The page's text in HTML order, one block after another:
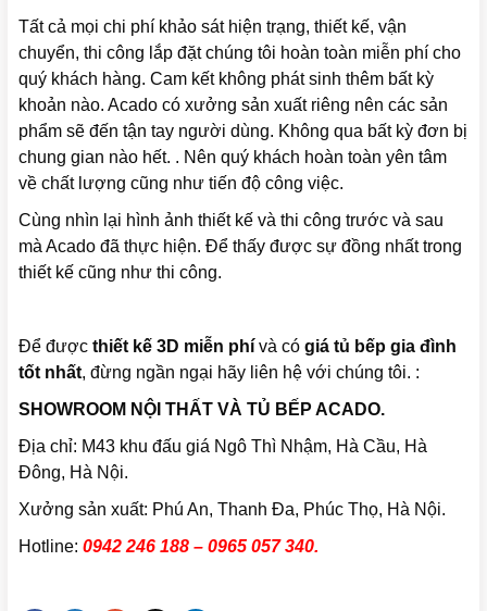
Tất cả mọi chi phí khảo sát hiện trạng, thiết kế, vận
chuyển, thi công lắp đặt chúng tôi hoàn toàn miễn phí cho
quý khách hàng. Cam kết không phát sinh thêm bất kỳ
khoản nào. Acado có xưởng sản xuất riêng nên các sản
phẩm sẽ đến tận tay người dùng. Không qua bất kỳ đơn bị
chung gian nào hết. . Nên quý khách hoàn toàn yên tâm
về chất lượng cũng như tiến độ công việc.
Cùng nhìn lại hình ảnh thiết kế và thi công trước và sau
mà Acado đã thực hiện. Để thấy được sự đồng nhất trong
thiết kế cũng như thi công.
Để được thiết kế 3D miễn phí và có giá tủ bếp gia đình
tốt nhất, đừng ngần ngại hãy liên hệ với chúng tôi. :
SHOWROOM NỘI THẤT VÀ TỦ BẾP ACADO.
Địa chỉ: M43 khu đấu giá Ngô Thì Nhậm, Hà Cầu, Hà
Đông, Hà Nội.
Xưởng sản xuất: Phú An, Thanh Đa, Phúc Thọ, Hà Nội.
Hotline: 0942 246 188 – 0965 057 340.